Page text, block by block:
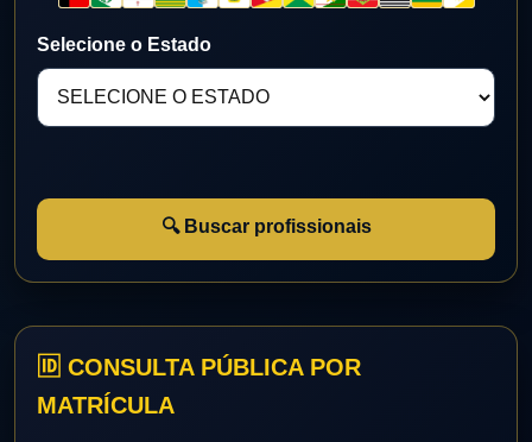
Selecione o Estado
🔍 Buscar profissionais
🆔 CONSULTA PÚBLICA POR
MATRÍCULA